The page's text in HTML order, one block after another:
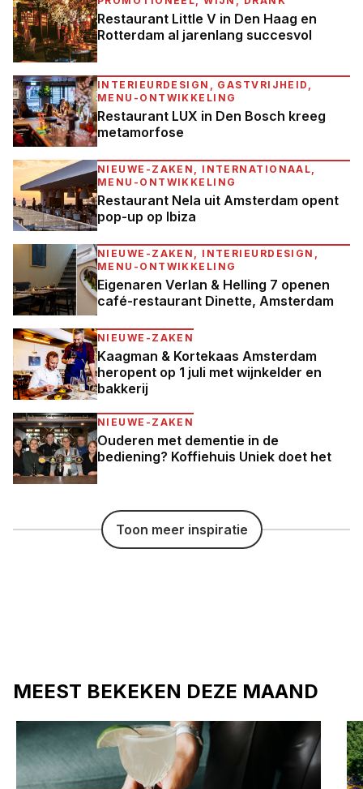
Restaurant Little V in Den Haag en
Rotterdam al jarenlang succesvol
INTERIEURDESIGN, GASTVRIJHEID,
MENU-ONTWIKKELING
Restaurant LUX in Den Bosch kreeg
metamorfose
NIEUWE-ZAKEN, INTERNATIONAAL,
MENU-ONTWIKKELING
Restaurant Nela uit Amsterdam opent
pop-up op Ibiza
NIEUWE-ZAKEN, INTERIEURDESIGN,
MENU-ONTWIKKELING
Eigenaren Verlan & Helling 7 openen
café-restaurant Dinette, Amsterdam
NIEUWE-ZAKEN
Kaagman & Kortekaas Amsterdam
heropent op 1 juli met wijnkelder en
bakkerij
NIEUWE-ZAKEN
Ouderen met dementie in de
bediening? Koffiehuis Uniek doet het
Toon meer inspiratie
MEEST BEKEKEN DEZE MAAND